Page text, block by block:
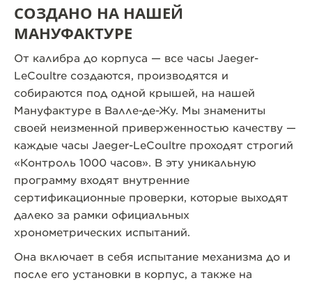
СОЗДАНО НА НАШЕЙ
МАНУФАКТУРЕ
От калибра до корпуса — все часы Jaeger-
LeCoultre создаются, производятся и
собираются под одной крышей, на нашей
Мануфактуре в Валле-де-Жу. Мы знамениты
своей неизменной приверженностью качеству —
каждые часы Jaeger-LeCoultre проходят строгий
«Контроль 1000 часов». В эту уникальную
программу входят внутренние
сертификационные проверки, которые выходят
далеко за рамки официальных
хронометрических испытаний.
Она включает в себя испытание механизма до и
после его установки в корпус, а также на